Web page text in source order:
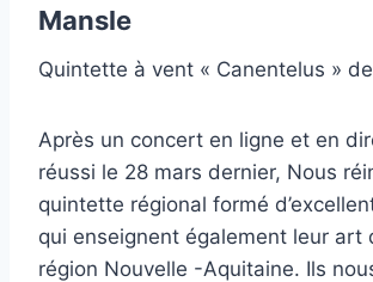
Mansle
Quintette à vent « Canentelus »
Après un concert en ligne et en
réussi le 28 mars dernier, Nous
quintette régional formé
qui enseignent également leur art
région Nouvelle -Aquitaine. Ils